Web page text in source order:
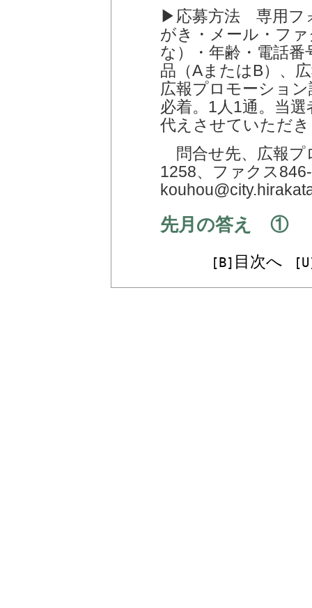
▶応募方法 専用フ
がき・メール・フ
な）・年齢・電話
品（AまたはB）、
広報プロモーショ
必着。1人1通。当
代えさせていただ
問合せ先、広報プ
1258、ファクス
先月の答え ①
[B] 目次へ